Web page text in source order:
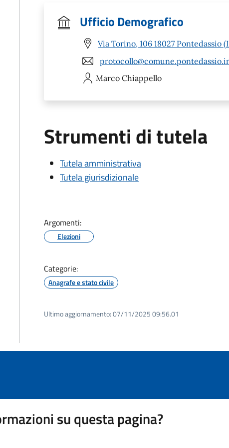
Ufficio Demografico
Via Torino, 106 18027 Pontedassio
Marco Chiappello
Strumenti di tutela
Tutela amministrativa
Tutela giurisdizionale
Argomenti:
Elezioni
Categorie:
Anagrafe e stato civile
Ultimo aggiornamento:07/11/2025 09:56.01
su questa pagina?